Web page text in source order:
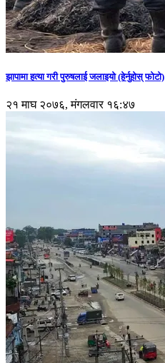
झापामा हत्या गरी पुरुषलाई जलाइयो (हेर्नुहाेस् फाेटाे)
२१ माघ २०७६, मंगलवार १६:४७